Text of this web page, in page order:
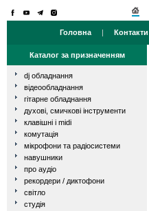
Головна | Контакти
Каталог за призначенням
dj обладнання
відеообладнання
гітарне обладнання
духові, смичкові інструменти
клавішні і midi
комутація
мікрофони та радіосистеми
навушники
про аудіо
рекордери / диктофони
світло
студія